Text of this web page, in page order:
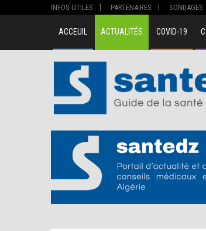
INFOS UTILES PARTENAIRES SONDAGES
ACCEUIL ACTUALITÉS COVID-19